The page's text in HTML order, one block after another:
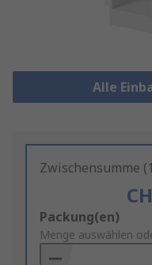
Alle
Zwischensumme
Add
to
Basket
Packung(en)
Menge auswählen